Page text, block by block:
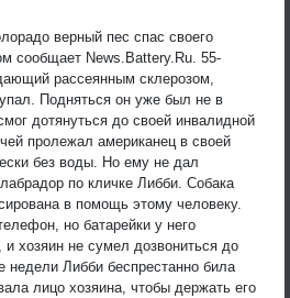
верный пес спас своего
сообщает News.Battery.Ru. 55-
рассеянным склерозом,
Подняться он уже был не в
дотянуться до своей инвалидной
пролежал американец в своей
без воды. Но ему не дал
по кличке Либби. Собака
в помощь этому человеку.
но батарейки у него
хозяин не сумел дозвониться до
недели Либби беспрестанно била
лицо хозяина, чтобы держать его